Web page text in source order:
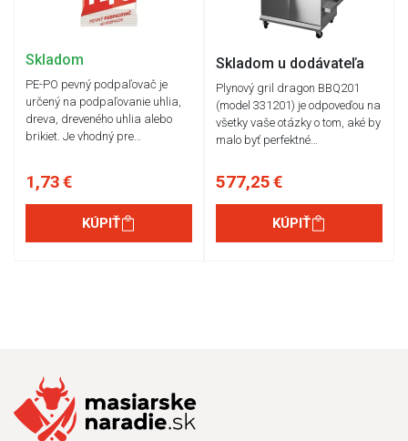
Skladom
PE-PO pevný podpaľovač je
určený na podpaľovanie uhlia,
dreva, dreveného uhlia alebo
brikiet. Je vhodný pre…
1,73 €
KÚPIŤ
Skladom u dodávateľa
Plynový gril dragon BBQ201
(model 331201) je odpoveďou na
všetky vaše otázky o tom, aké by
malo byť perfektné…
577,25 €
KÚPIŤ